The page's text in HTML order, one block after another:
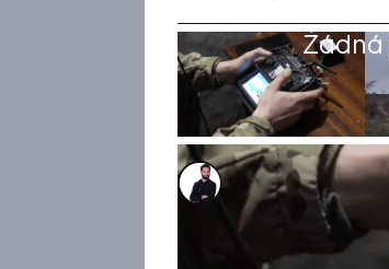
Žádná
Marek Veselý
3. pro 2024, 07:16
Ukrajinská 79.